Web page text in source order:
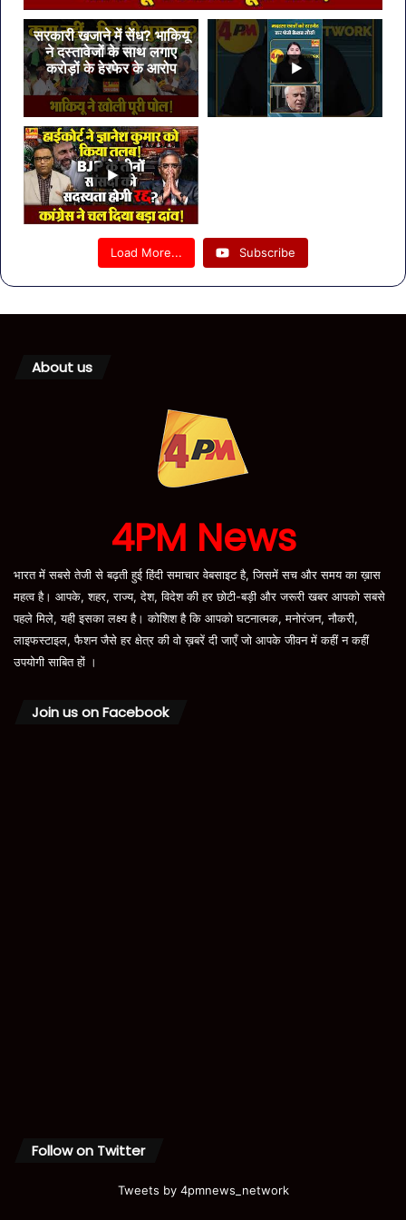
सरकारी खजाने में सेंध? भाकियू
ने दस्तावेजों के साथ लगाए
करोड़ों के हेरफेर के आरोप
Load More... Subscribe
About us
4PM News
भारत में सबसे तेजी से बढ़ती हुई हिंदी समाचार वेबसाइट है, जिसमें सच और समय का ख़ास
महत्व है। आपके, शहर, राज्य, देश, विदेश की हर छोटी-बड़ी और जरूरी खबर आपको सबसे
पहले मिले, यही इसका लक्ष्य है। कोशिश है कि आपको घटनात्मक, मनोरंजन, नौकरी,
लाइफस्टाइल, फैशन जैसे हर क्षेत्र की वो ख़बरें दी जाएँ जो आपके जीवन में कहीं न कहीं
उपयोगी साबित हों ।
Join us on Facebook
Follow on Twitter
Tweets by 4pmnews_network